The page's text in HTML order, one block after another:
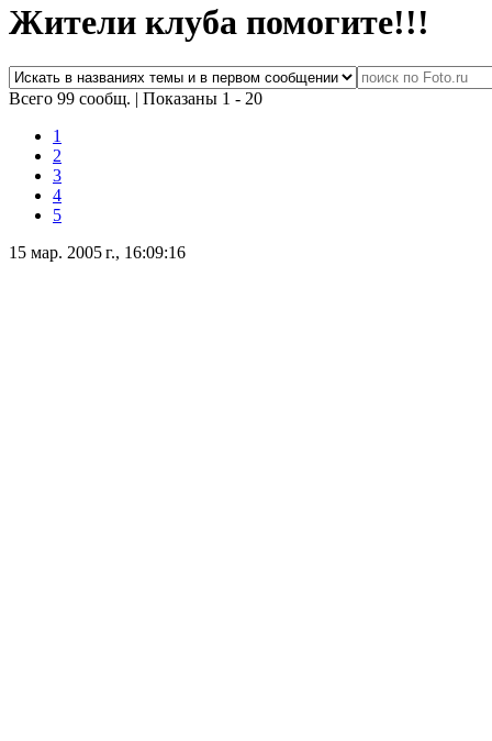
Жители клуба помогите!!!
Всего 99 сообщ. | Показаны 1 - 20
1
2
3
4
5
15 мар. 2005 г., 16:09:16